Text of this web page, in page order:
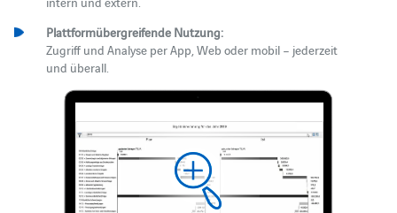
Plattformübergreifende Nutzung:
Zugriff und Analyse per App, Web oder mobil – jederzeit
und überall.